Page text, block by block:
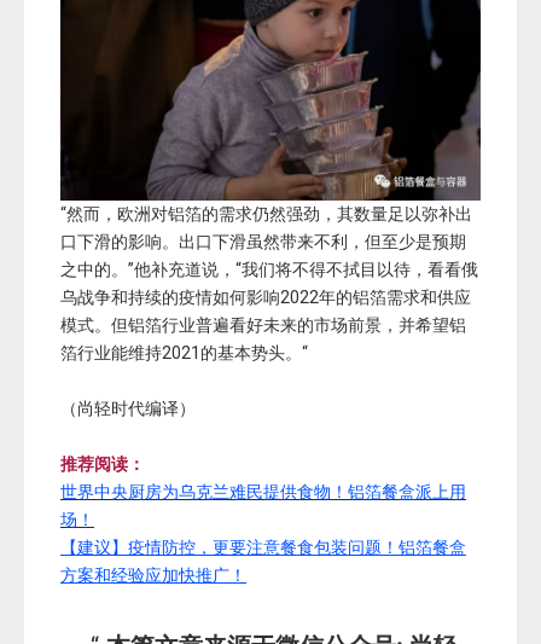
“然而，欧洲对铝箔的需求仍然强劲，其数量足以弥补出
口下滑的影响。出口下滑虽然带来不利，但至少是预期
之中的。”他补充道说，“我们将不得不拭目以待，看看俄
乌战争和持续的疫情如何影响2022年的铝箔需求和供应
模式。但铝箔行业普遍看好未来的市场前景，并希望铝
箔行业能维持2021的基本势头。“
（尚轻时代编译）
推荐阅读：
世界中央厨房为乌克兰难民提供食物！铝箔餐盒派上用
场！
【建议】疫情防控，更要注意餐食包装问题！铝箔餐盒
方案和经验应加快推广！